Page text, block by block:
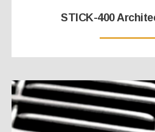
STICK-400